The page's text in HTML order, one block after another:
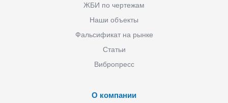
ЖБИ по чертежам
Наши объекты
Фальсификат на рынке
Статьи
Вибропресс
О компании